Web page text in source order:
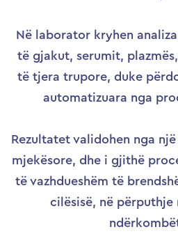
Në laborator kryhen
të gjakut, serumit,
të tjera trupore, duke
automatizuara nga
Rezultatet validohen nga
mjekësore, dhe i gjithë
të vazhdueshëm të
cilësisë, në përputhje